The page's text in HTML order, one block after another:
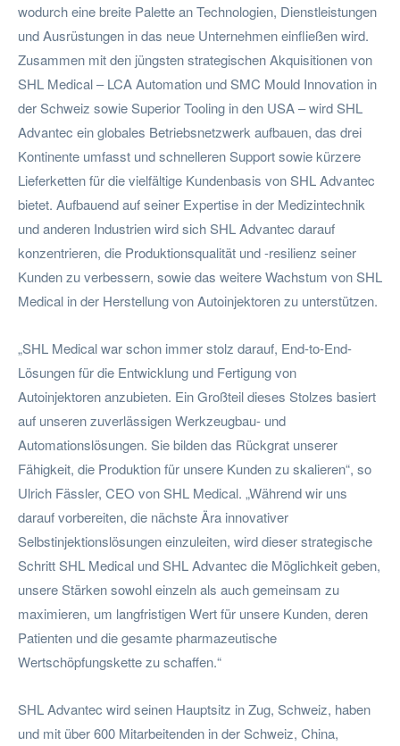
wodurch eine breite Palette an Technologien, Dienstleistungen
und Ausrüstungen in das neue Unternehmen einfließen wird.
Zusammen mit den jüngsten strategischen Akquisitionen von
SHL Medical – LCA Automation und SMC Mould Innovation in
der Schweiz sowie Superior Tooling in den USA – wird SHL
Advantec ein globales Betriebsnetzwerk aufbauen, das drei
Kontinente umfasst und schnelleren Support sowie kürzere
Lieferketten für die vielfältige Kundenbasis von SHL Advantec
bietet. Aufbauend auf seiner Expertise in der Medizintechnik
und anderen Industrien wird sich SHL Advantec darauf
konzentrieren, die Produktionsqualität und -resilienz seiner
Kunden zu verbessern, sowie das weitere Wachstum von SHL
Medical in der Herstellung von Autoinjektoren zu unterstützen.
„SHL Medical war schon immer stolz darauf, End-to-End-
Lösungen für die Entwicklung und Fertigung von
Autoinjektoren anzubieten. Ein Großteil dieses Stolzes basiert
auf unseren zuverlässigen Werkzeugbau- und
Automationslösungen. Sie bilden das Rückgrat unserer
Fähigkeit, die Produktion für unsere Kunden zu skalieren“, so
Ulrich Fässler, CEO von SHL Medical. „Während wir uns
darauf vorbereiten, die nächste Ära innovativer
Selbstinjektionslösungen einzuleiten, wird dieser strategische
Schritt SHL Medical und SHL Advantec die Möglichkeit geben,
unsere Stärken sowohl einzeln als auch gemeinsam zu
maximieren, um langfristigen Wert für unsere Kunden, deren
Patienten und die gesamte pharmazeutische
Wertschöpfungskette zu schaffen.“
SHL Advantec wird seinen Hauptsitz in Zug, Schweiz, haben
und mit über 600 Mitarbeitenden in der Schweiz, China,